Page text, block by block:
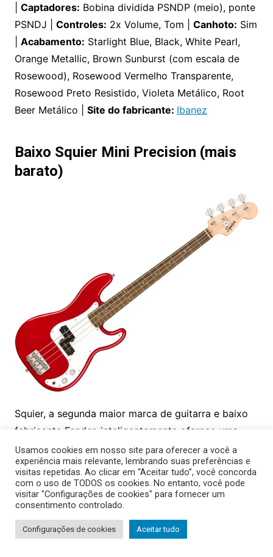
Captadores: Bobina dividida PSNDP (meio), ponte
PSNDJ | Controles: 2x Volume, Tom | Canhoto: Sim
Acabamento: Starlight Blue, Black, White Pearl,
Orange Metallic, Brown Sunburst (com escala de
Rosewood), Rosewood Vermelho Transparente,
Rosewood Preto Resistido, Violeta Metálico, Root
Beer Metálico | Site do fabricante: Ibanez
Baixo Squier Mini Precision (mais
barato)
Squier, a segunda maior marca de guitarra e baixo
fabricante Fender, inteligentemente oferece uma
mini versão do modelo de baixo mais icônico da
história, o Precision Bass. Ideal para crianças que
querem aprender a tocar baixo ou para quem tem
mãos pequenas ou procura um instrumento mais
Usamos cookies em nosso site para oferecer a você a
experiência mais relevante, lembrando suas preferências e
visitas repetidas. Ao clicar em “Aceitar tudo”, você concorda
com o uso de TODOS os cookies. No entanto, você pode
visitar "Configurações de cookies" para fornecer um
consentimento controlado.
Configurações de cookies Aceitar tudo